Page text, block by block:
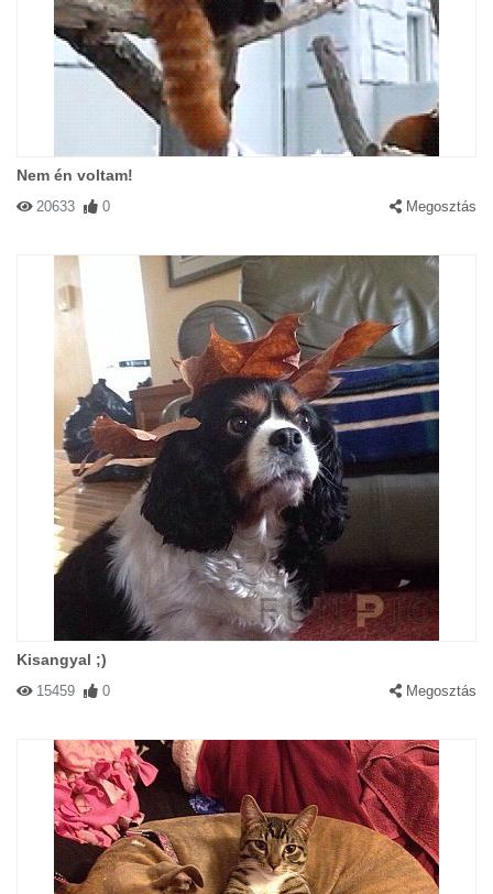
Nem én voltam!
20633 0 Megosztás
Kisangyal ;)
15459 0 Megosztás